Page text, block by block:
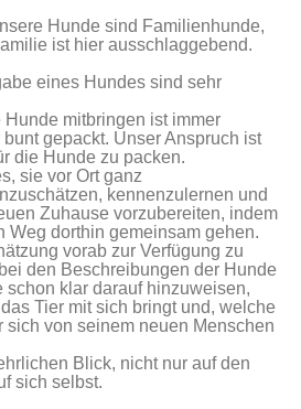
Hunde sind Familienhunde,
ist hier ausschlaggebend.
eines Hundes sind sehr
mitbringen ist immer
gepackt. Unser Anspruch ist
die Hunde zu packen.
sie vor Ort ganz
kennenzulernen und
Zuhause vorzubereiten, indem
Weg dorthin gemeinsam gehen.
vorab zur Verfügung zu
den Beschreibungen der Hunde
schon klar darauf hinzuweisen,
Tier mit sich bringt und, welche
sich von seinem neuen Menschen
Blick, nicht nur auf den
sich selbst.